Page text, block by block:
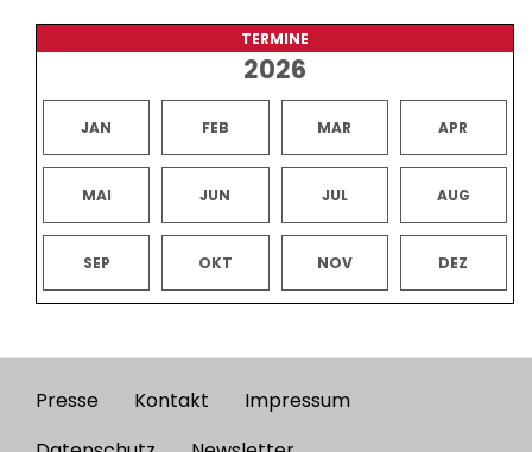
TERMINE
2026
JAN FEB MAR APR
MAI JUN JUL AUG
SEP OKT NOV DEZ
Footer
Presse Kontakt
Impressum